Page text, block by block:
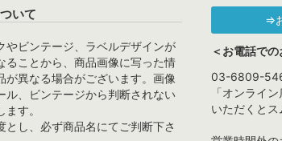
いて
やビンテージ、ラベルデザインが
ることから、商品画像に写った情
が異なる場合がございます。画像
ル、ビンテージから判断されない
す。
とし、必ず商品名にてご判断下さ
⇒
＜お電話で
03-6809-
「オンライ
いただくとス